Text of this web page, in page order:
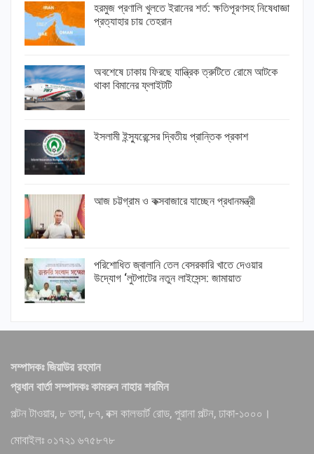
হরমুজ প্রণালি খুলতে ইরানের শর্ত: ক্ষতিপূরণসহ নিষেধাজ্ঞা
প্রত্যাহার চায় তেহরান
অবশেষে ঢাকায় ফিরছে যান্ত্রিক ত্রুটিতে রোমে আটকে
থাকা বিমানের ফ্লাইটটি
ইসলামী ইন্স্যুরেন্সের দ্বিতীয় প্রান্তিক প্রকাশ
আজ চট্টগ্রাম ও কক্সবাজারে যাচ্ছেন প্রধানমন্ত্রী
পরিশোধিত জ্বালানি তেল বেসরকারি খাতে দেওয়ার
উদ্যোগ ‘লুটপাটের নতুন লাইসেন্স: জামায়াত
সম্পাদকঃ জিয়াউর রহমান
প্রধান বার্তা সম্পাদকঃ কামরুন নাহার শরমিন
পল্টন টাওয়ার, ৮ তলা, ৮৭, বক্স কালভার্ট রোড, পুরানা পল্টন, ঢাকা-১০০০।
মোবাইলঃ ০১৭২১ ৬৭৫৮৭৮